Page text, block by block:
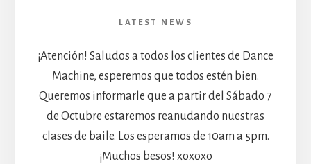
LATEST NEWS
¡Atención! Saludos a todos los clientes de Dance
Machine, esperemos que todos estén bien.
Queremos informarle que a partir del Sábado 7
de Octubre estaremos reanudando nuestras
clases de baile. Los esperamos de 10am a 5pm.
¡Muchos besos! xoxoxo